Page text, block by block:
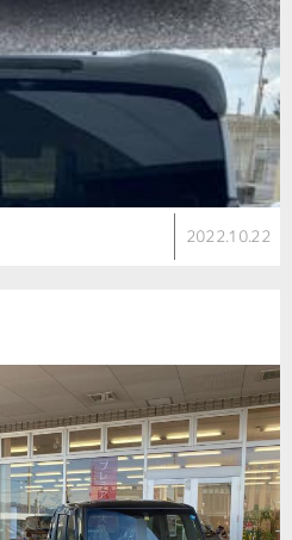
2022.10.22